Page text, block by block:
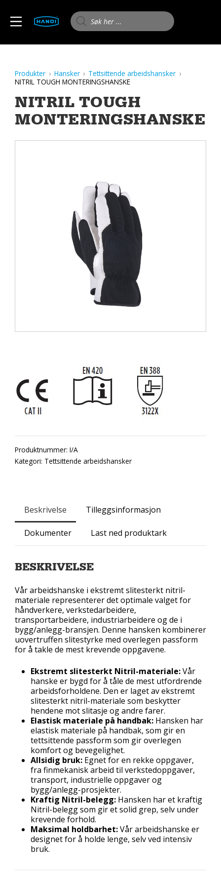
contentMOBILE MENU
HANDI AS
Products search
Produkter Hansker
Tettsittende arbeidshansker
NITRIL TOUGH MONTERINGSHANSKE
NITRIL TOUGH
MONTERINGSHANSKE
Produktnummer: I/A
Kategori: Tettsittende arbeidshansker
Beskrivelse Tilleggsinformasjon
Dokumenter Last ned produktark
BESKRIVELSE
Vår arbeidshanske i ekstremt slitesterkt nitril-
materiale representerer det optimale valget for
håndverkere, verkstedarbeidere,
transportarbeidere, industriarbeidere og de i
bygg/anlegg-bransjen. Denne hansken kombinerer
uovertruffen slitestyrke med overlegen passform
for å takle de mest krevende oppgavene.
Ekstremt slitesterkt Nitril-materiale:Vår
hanske er bygd for å tåle de mest utfordrende
arbeidsforholdene. Den er laget av ekstremt
slitesterkt nitril-materiale som beskytter
hendene mot slitasje og andre farer.
Elastisk materiale på handbak: Hansken har
elastisk materiale på handbak, som gir en
tettsittende passform som gir overlegen
komfort og bevegelighet.
Allsidig bruk: Egnet for en rekke oppgaver,
fra finmekanisk arbeid til verkstedoppgaver,
transport, industrielle oppgaver og
bygg/anlegg-prosjekter.
Kraftig Nitril-belegg: Hansken har et kraftig
Nitril-belegg som gir et solid grep, selv under
krevende forhold.
Maksimal holdbarhet:Vår arbeidshanske er
designet for å holde lenge, selv ved intensiv
bruk.